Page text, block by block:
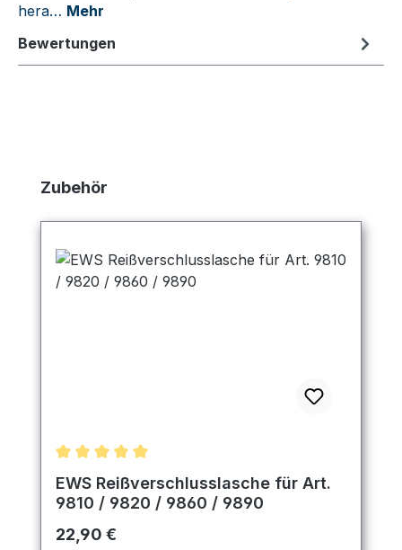
hera… Mehr
Bewertungen
Produktgalerie überspringen
Zubehör
Durchschnittliche Bewertung von 5 von 5 Sternen
EWS Reißverschlusslasche für Art.
9810 / 9820 / 9860 / 9890
Regulärer Preis:
22,90 €